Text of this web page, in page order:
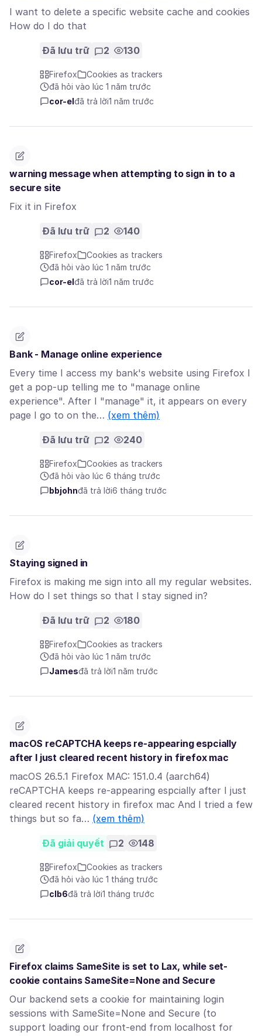
I want to delete a specific website cache and cookies
How do I do that
Đã lưu trữ 2 130
Firefox
Cookies as trackers
đã hỏi vào lúc 1 năm trước
cor-el đã trả lời1 năm trước
warning message when attempting to sign in to a
secure site
Fix it in Firefox
Đã lưu trữ 2 140
Firefox
Cookies as trackers
đã hỏi vào lúc 1 năm trước
cor-el đã trả lời1 năm trước
Bank - Manage online experience
Every time I access my bank's website using Firefox I
get a pop-up telling me to "manage online
experience". After I "manage" it, it appears on every
page I go to on the… (xem thêm)
Đã lưu trữ 2 240
Firefox
Cookies as trackers
đã hỏi vào lúc 6 tháng trước
bbjohnđã trả lời6 tháng trước
Staying signed in
Firefox is making me sign into all my regular websites.
How do I set things so that I stay signed in?
Đã lưu trữ 2 180
Firefox
Cookies as trackers
đã hỏi vào lúc 1 năm trước
Jamesđã trả lời1 năm trước
macOS reCAPTCHA keeps re-appearing espcially
after I just cleared recent history in firefox mac
macOS 26.5.1 Firefox MAC: 151.0.4 (aarch64)
reCAPTCHA keeps re-appearing espcially after I just
cleared recent history in firefox mac And I tried a few
things but so fa… (xem thêm)
Đã giải quyết 2 148
Firefox
Cookies as trackers
đã hỏi vào lúc 1 tháng trước
clb6đã trả lời1 tháng trước
Firefox claims SameSite is set to Lax, while set-
cookie contains SameSite=None and Secure
Our backend sets a cookie for maintaining login
sessions with SameSite=None and Secure (to
support loading our front-end from localhost for